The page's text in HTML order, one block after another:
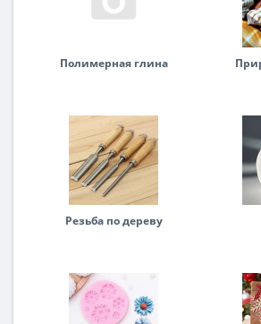
Полимерная глина
Резьба по дереву